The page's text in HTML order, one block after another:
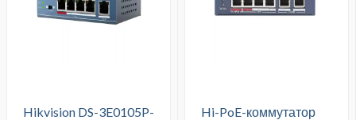
Hikvision DS-3E0105P-
Hi-PoE-коммутатор